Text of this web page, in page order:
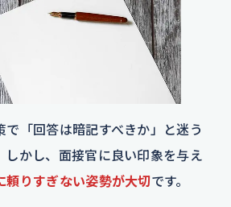
で「回答は暗記すべきか」と迷う
かし、面接官に良い印象を与え
頼りすぎない姿勢が大切です。